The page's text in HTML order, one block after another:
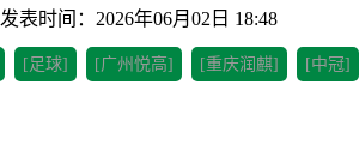
发表时间：2026年06月02日 18:48
[足球] [广州悦高] [重庆润麒] [中冠]